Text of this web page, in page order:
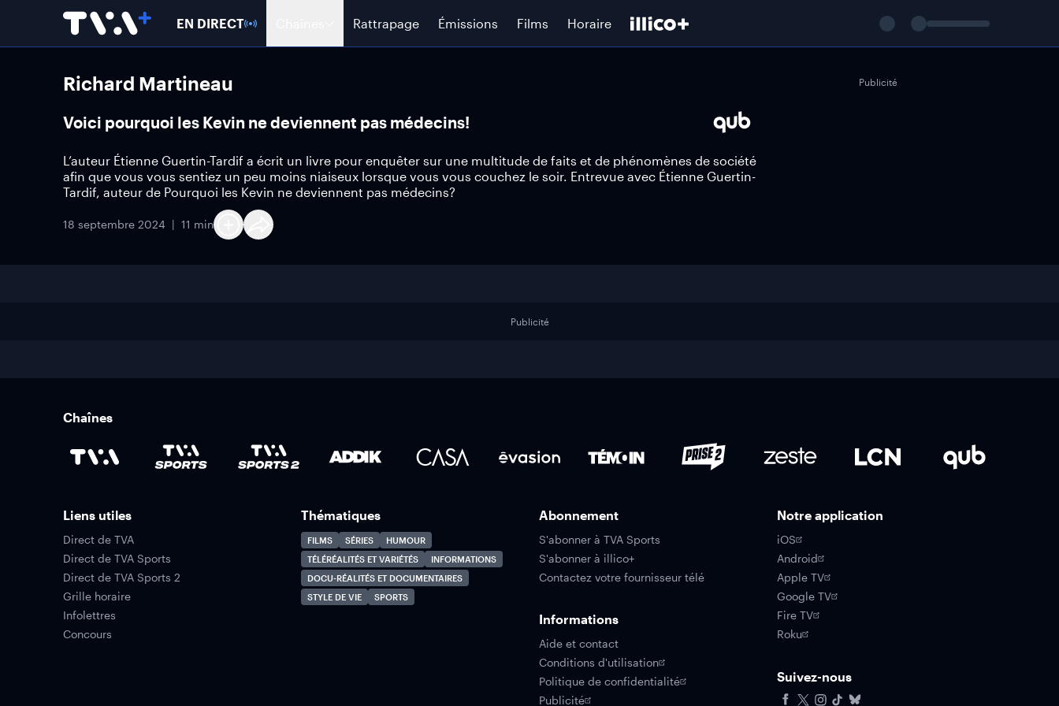
EN DIRECT Rattrapage Émissions Films Horaire
Richard Martineau
Voici pourquoi les Kevin ne deviennent pas médecins!
L’auteur Étienne Guertin-Tardif a écrit un livre pour enquêter sur une multitude de faits et de phénomènes de société
afin que vous vous sentiez un peu moins niaiseux lorsque vous vous couchez le soir. Entrevue avec Étienne Guertin-
Tardif, auteur de Pourquoi les Kevin ne deviennent pas médecins?
18 septembre 2024 11 min
Publicité
Publicité
Chaînes
Liens utiles
Direct de TVA
Direct de TVA Sports
Direct de TVA Sports 2
Grille horaire
Infolettres
Concours
Thématiques
FILMS SÉRIES
HUMOUR
TÉLÉRÉALITÉS ET VARIÉTÉS
INFORMATIONS
DOCU-RÉALITÉS ET DOCUMENTAIRES
STYLE DE VIE
SPORTS
Abonnement
S'abonner à TVA Sports
S'abonner à illico+
Contactez votre fournisseur télé
Informations
Aide et contact
Conditions d'utilisation
Politique de confidentialité
Publicité
Notre application
iOS
Android
Apple TV
Google TV
Fire TV
Roku
Suivez-nous